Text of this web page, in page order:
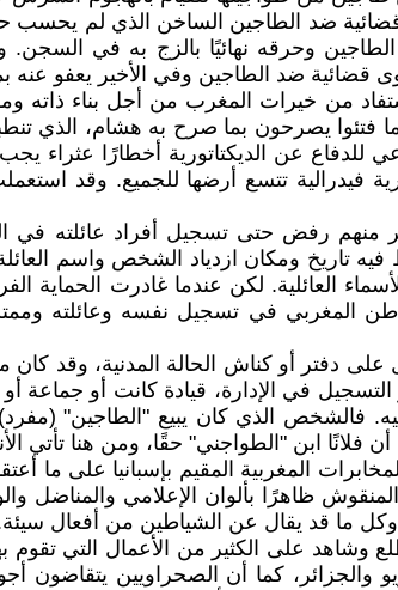
قضائية ضد الطاجين الساخن الذي لم يحسب
وحرقه نهائيًا بالزج به في السجن.
قضائية ضد الطاجين وفي الأخير يعفو
خيرات المغرب من أجل بناء ذاته
فتئوا يصرحون بما صرح به هشام، الذي
للدفاع عن الديكتاتورية أخطارًا عثراء
فيدرالية تتسع أرضها للجميع. وقد
يرفضون التعامل مع الحماية الفرنسية بالمغرب ما بين 1912 و1956، فإن الكثير منهم
فيه تاريخ ومكان ازدياد الشخص واسم
العائلية. لكن عندما غادرت الحماية
المغربي في تسجيل نفسه وعائلته
دفتر أو كناش الحالة المدنية، وقد
في الإدارة، قيادة كانت أو جماعة
فالشخص الذي كان يبيع "الطاجين"
فلانًا ابن "الطواجني" حقًا، ومن هنا تأتي
المغربية المقيم بإسبانيا على ما
ظاهرًا بألوان الإعلامي والمناضل
وكل ما قد يقال عن الشياطين من أفعال
على الكثير من الأعمال التي تقوم بها
والجزائر، كما أن الصحراويين